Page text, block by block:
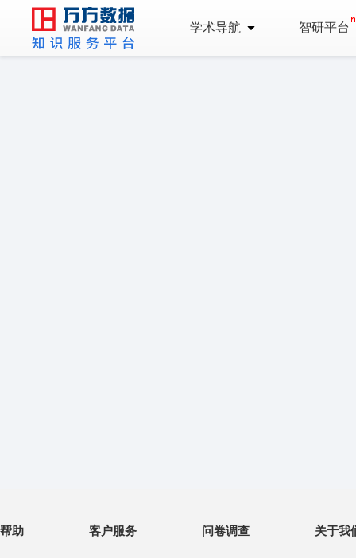
学术导航 智研平台
帮助 客户服务 问卷调查 关于我